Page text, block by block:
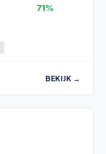
71%
BEKIJK →